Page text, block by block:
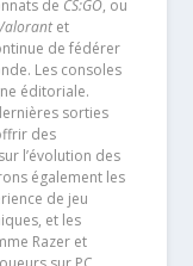
de CS:GO, ou
et
de fédérer
Les consoles
éditoriale.
sorties
des
l’évolution des
également les
de jeu
et les
Razer et